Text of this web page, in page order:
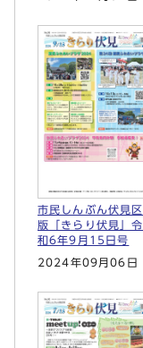
市民しんぶん伏見区
版「きらり伏見」令
和6年9月15日号
2024年09月06日